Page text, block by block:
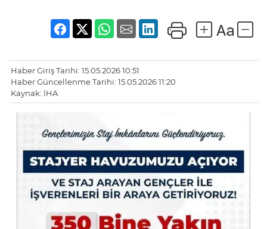
Haber Giriş Tarihi: 15.05.2026 10:51
Haber Güncellenme Tarihi: 15.05.2026 11:20
Kaynak: İHA